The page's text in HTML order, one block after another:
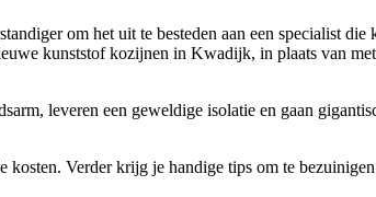
om het uit te besteden aan een specialist die
kunststof kozijnen in Kwadijk, in plaats van
leveren een geweldige isolatie en gaan
Verder krijg je handige tips om te